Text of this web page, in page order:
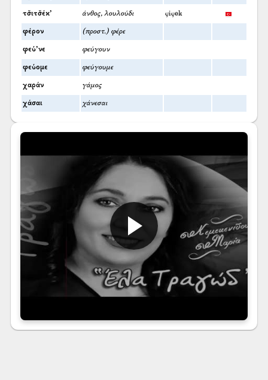
τσ̌ιτσ̌έκ’ άνθος, λουλούδι çiçek
φέρον (προστ.) φέρε
φεύ’νε φεύγουν
φεύομε φεύγουμε
χαράν γάμος
χάσαι χάνεσαι